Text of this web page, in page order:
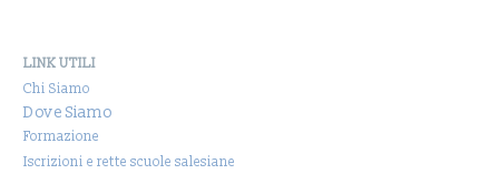
LINK UTILI
Chi Siamo
Dove Siamo
Formazione
Iscrizioni e rette scuole salesiane